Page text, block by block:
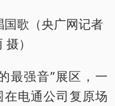
歌（央广网记者
）
最强音”展区，一
电通公司复原场